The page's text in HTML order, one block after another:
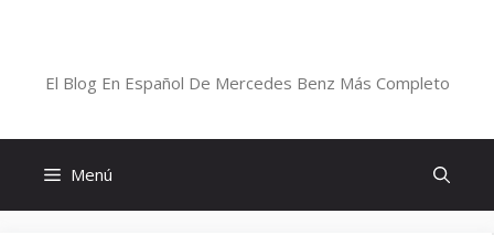
El Blog En Español De Mercedes Benz Más Completo
Menú